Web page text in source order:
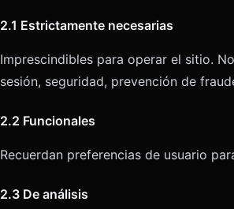
2.1 Estrictamente necesarias
Imprescindibles para operar el sitio.
sesión, seguridad, prevención de
2.2 Funcionales
Recuerdan preferencias de usuario
2.3 De análisis